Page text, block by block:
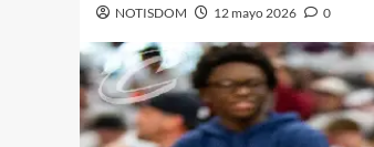
NOTISDOM 12 mayo 2026 0